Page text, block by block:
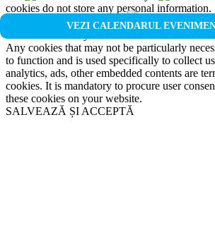
VEZI CALENDARUL
cookies do not store any personal information.
Non-necessary
Any cookies that may not be particularly
to function and is used specifically to collect
analytics, ads, other embedded contents are
cookies. It is mandatory to procure user
these cookies on your website.
SALVEAZĂ ȘI ACCEPTĂ